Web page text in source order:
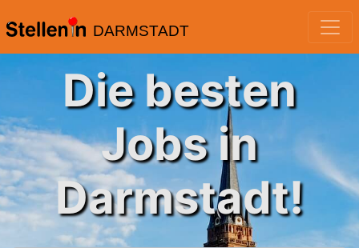
DARMSTADT
Die besten
Jobs in
Darmstadt!